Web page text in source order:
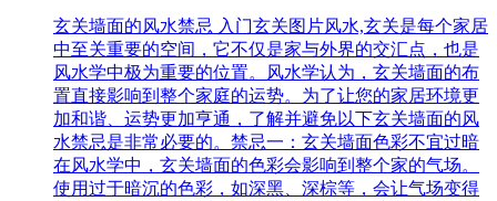
玄关墙面的风水禁忌 入门玄关图片风水,玄关是每个家居
中至关重要的空间，它不仅是家与外界的交汇点，也是
风水学中极为重要的位置。风水学认为，玄关墙面的布
置直接影响到整个家庭的运势。为了让您的家居环境更
加和谐、运势更加亨通，了解并避免以下玄关墙面的风
水禁忌是非常必要的。禁忌一：玄关墙面色彩不宜过暗
在风水学中，玄关墙面的色彩会影响到整个家的气场。
使用过于暗沉的色彩，如深黑、深棕等，会让气场变得